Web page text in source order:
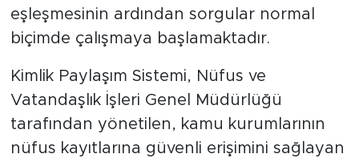
eşleşmesinin ardından sorgular normal
biçimde çalışmaya başlamaktadır.
Kimlik Paylaşım Sistemi, Nüfus ve
Vatandaşlık İşleri Genel Müdürlüğü
tarafından yönetilen, kamu kurumlarının
nüfus kayıtlarına güvenli erişimini sağlayan